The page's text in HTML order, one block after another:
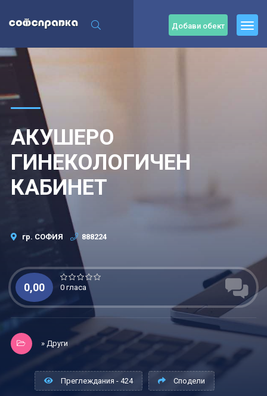
Добави обект
АКУШЕРО
ГИНЕКОЛОГИЧЕН
КАБИНЕТ
гр. СОФИЯ 888224
0,00 0 гласа
» Други
Преглеждания - 424 Сподели